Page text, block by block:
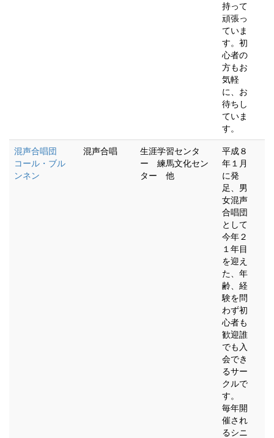
持って
頑張っ
ていま
す。初
心者の
方もお
気軽
に、お
待ちし
ていま
す。
混声合唱団
コール・ブル
ンネン
混声合唱
生涯学習センタ
ー 練馬文化セン
ター 他
平成８
年１月
に発
足、男
女混声
合唱団
として
今年２
１年目
を迎え
た、年
齢、経
験を問
わず初
心者も
歓迎誰
でも入
会でき
るサー
クルで
す。
毎年開
催され
るシニ